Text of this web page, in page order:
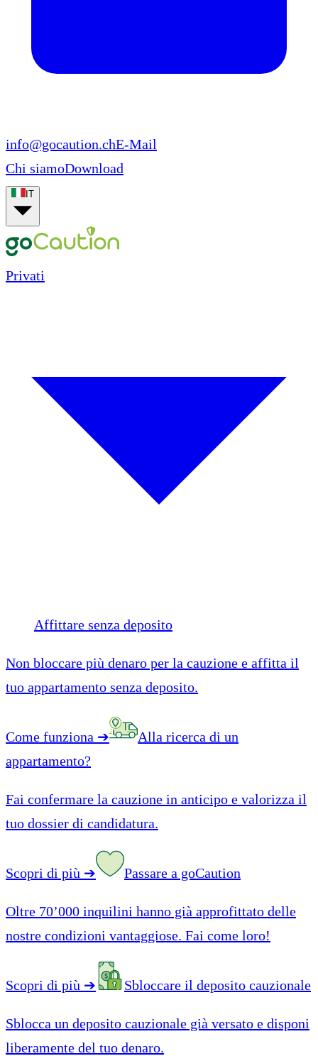
info@gocaution.chE-Mail
Chi siamoDownload
IT
Privati
Affittare senza deposito
Non bloccare più denaro per la cauzione e affitta il
tuo appartamento senza deposito.
Come funziona ➔
Alla ricerca di un
appartamento?
Fai confermare la cauzione in anticipo e valorizza il
tuo dossier di candidatura.
Scopri di più ➔ Passare a goCaution
Oltre 70’000 inquilini hanno già approfittato delle
nostre condizioni vantaggiose. Fai come loro!
Scopri di più ➔ Sbloccare il deposito cauzionale
Sblocca un deposito cauzionale già versato e disponi
liberamente del tuo denaro.